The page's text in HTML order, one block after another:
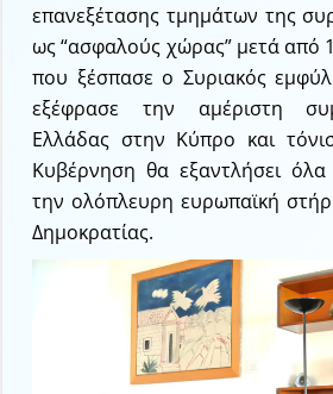
επανεξέτασης τμημάτων της
ως “ασφαλούς χώρας” μετά από
που ξέσπασε ο Συριακός
εξέφρασε την αμέριστη
Ελλάδας στην Κύπρο και
Κυβέρνηση θα εξαντλήσει όλα
την ολόπλευρη ευρωπαϊκή
Δημοκρατίας.